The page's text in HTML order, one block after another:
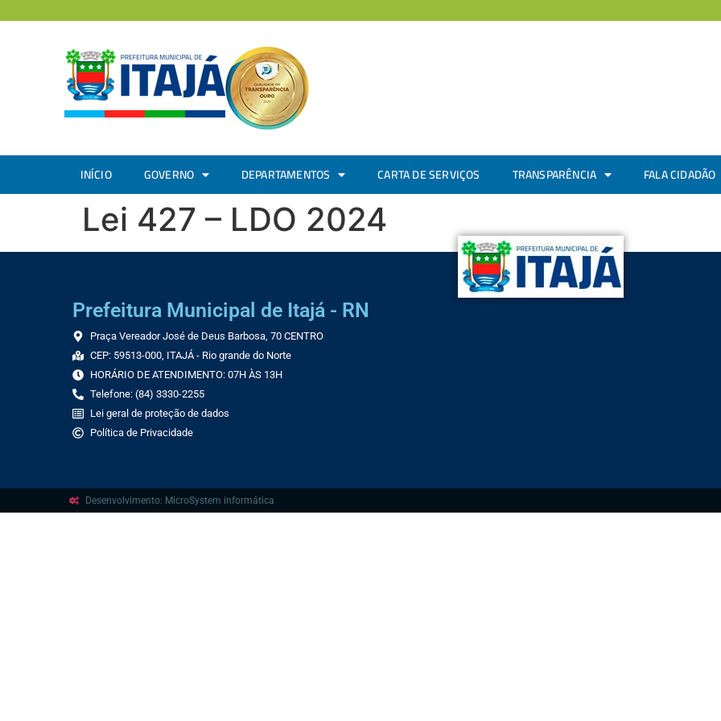
INÍCIO GOVERNO DEPARTAMENTOS CARTA DE SERVIÇOS TRANSPARÊNCIA FALA CIDADÃO
Lei 427 – LDO 2024
Prefeitura Municipal de Itajá - RN
Praça Vereador José de Deus Barbosa, 70 CENTRO
CEP: 59513-000, ITAJÁ - Rio grande do Norte
HORÁRIO DE ATENDIMENTO: 07H ÀS 13H
Telefone: (84) 3330-2255
Lei geral de proteção de dados
Política de Privacidade
Desenvolvimento: MicroSystem informática